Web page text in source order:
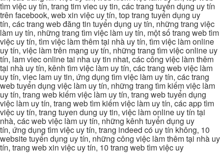
tìm việc uy tín, trang tim viec uy tin, các trang tuyển dụng uy tín
trên facebook, web xin việc uy tín, top trang tuyển dụng uy
tín, các trang web đăng tin tuyển dụng uy tín, những trang việc
làm uy tín, những trang tìm việc làm uy tín, một số trang web tìm
việc uy tín, tìm việc làm thêm tại nhà uy tín, tìm việc làm online
uy tín, việc làm trên mạng uy tín, những trang tìm việc online uy
tín, lam viec online tai nha uy tin nhat, các công việc làm thêm
tại nhà uy tín, kênh tìm việc làm uy tín, các trang web việc làm
uy tín, viec lam uy tin, ứng dụng tìm việc làm uy tín, các trang
web tuyển dụng việc làm uy tín, những trang tìm kiếm việc làm
uy tín, trang web kiếm việc làm uy tín, trang web tuyển dụng
việc làm uy tín, trang web tìm kiếm việc làm uy tín, các app tìm
việc uy tín, trang tuyen dung uy tin, việc làm online uy tín tại
nhà, các web việc làm uy tín, những kênh tuyển dụng uy
tín, ứng dụng tìm việc uy tín, trang indeed có uy tín không, 10
website tuyển dụng uy tín, những công việc làm thêm tại nhà uy
tín, trang web xin việc uy tín, 10 trang web tìm việc uy